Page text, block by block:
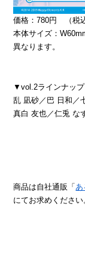
価格：780円 （税
本体サイズ：
異なります。
▼vol.2ラインナップ
乱 凪砂／巴 日和／
真白 友也／仁兎 な
商品は自社通販「あ
にてお求めください